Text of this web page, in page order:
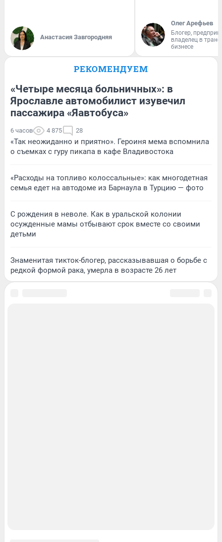
Анастасия Завгородняя
Олег Арефьев
Блогер,
владелец в
бизнесе
РЕКОМЕНДУЕМ
«Четыре месяца больничных»: в
Ярославле автомобилист изувечил
пассажира «Яавтобуса»
6 часов 4 875 28
«Так неожиданно и приятно». Героиня мема вспомнила
о съемках с гуру пикапа в кафе Владивостока
«Расходы на топливо колоссальные»: как многодетная
семья едет на автодоме из Барнаула в Турцию — фото
С рождения в неволе. Как в уральской колонии
осужденные мамы отбывают срок вместе со своими
детьми
Знаменитая тикток-блогер, рассказывавшая о борьбе с
редкой формой рака, умерла в возрасте 26 лет